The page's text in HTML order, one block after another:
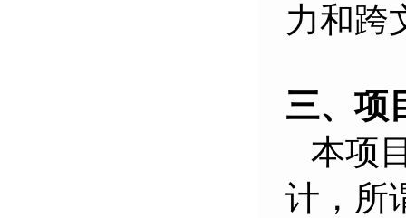
力和跨
三、项
本项
计，所